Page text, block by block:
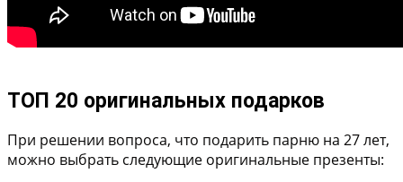
ТОП 20 оригинальных подарков
При решении вопроса, что подарить парню на 27 лет,
можно выбрать следующие оригинальные презенты: